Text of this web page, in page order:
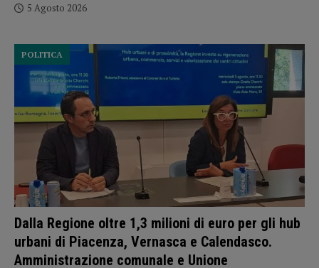
5 Agosto 2026
Dalla Regione oltre 1,3 milioni di euro per gli hub
urbani di Piacenza, Vernasca e Calendasco.
Amministrazione comunale e Unione
POLITICA